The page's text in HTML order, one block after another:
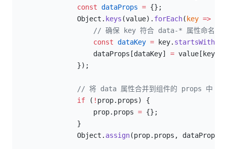
                const
dataProps = {};
                Object.
keys (value). forEach( key =>
// 确保 key 符合 data-* 属性命名规
                    const
dataKey = key. startsWith
                    dataProps[dataKey]
= value[key];
                });
// 将 data 属性合并到组件的 props 中
                if
( ! prop.props) {
                    prop.props
= {};
                }
                Object.
assign(prop.props, dataProps);